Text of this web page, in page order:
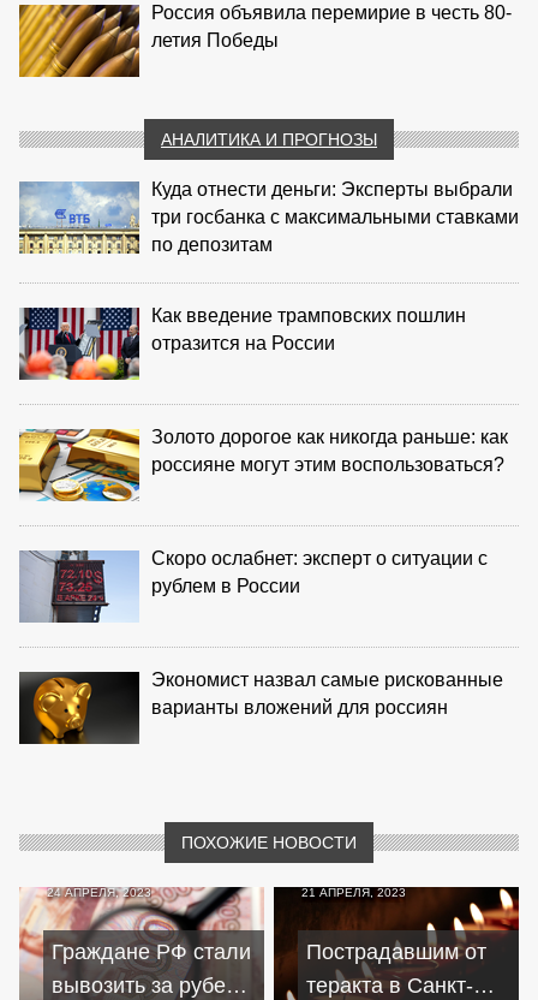
Россия объявила перемирие в честь 80-
летия Победы
АНАЛИТИКА И ПРОГНОЗЫ
Куда отнести деньги: Эксперты выбрали
три госбанка с максимальными ставками
по депозитам
Как введение трамповских пошлин
отразится на России
Золото дорогое как никогда раньше: как
россияне могут этим воспользоваться?
Скоро ослабнет: эксперт о ситуации с
рублем в России
Экономист назвал самые рискованные
варианты вложений для россиян
ПОХОЖИЕ НОВОСТИ
24 АПРЕЛЯ, 2023
Граждане РФ стали
вывозить за рубеж
21 АПРЕЛЯ, 2023
Пострадавшим от
теракта в Санкт-